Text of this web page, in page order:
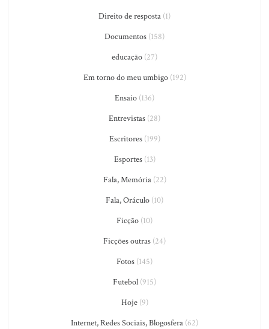
Direito de resposta (1)
Documentos (158)
educação (27)
Em torno do meu umbigo(192)
Ensaio (136)
Entrevistas (28)
Escritores(199)
Esportes(13)
Fala, Memória(22)
Fala, Oráculo (10)
Ficção (10)
Ficções outras (24)
Fotos (145)
Futebol (915)
Hoje(9)
Internet, Redes Sociais, Blogosfera (62)